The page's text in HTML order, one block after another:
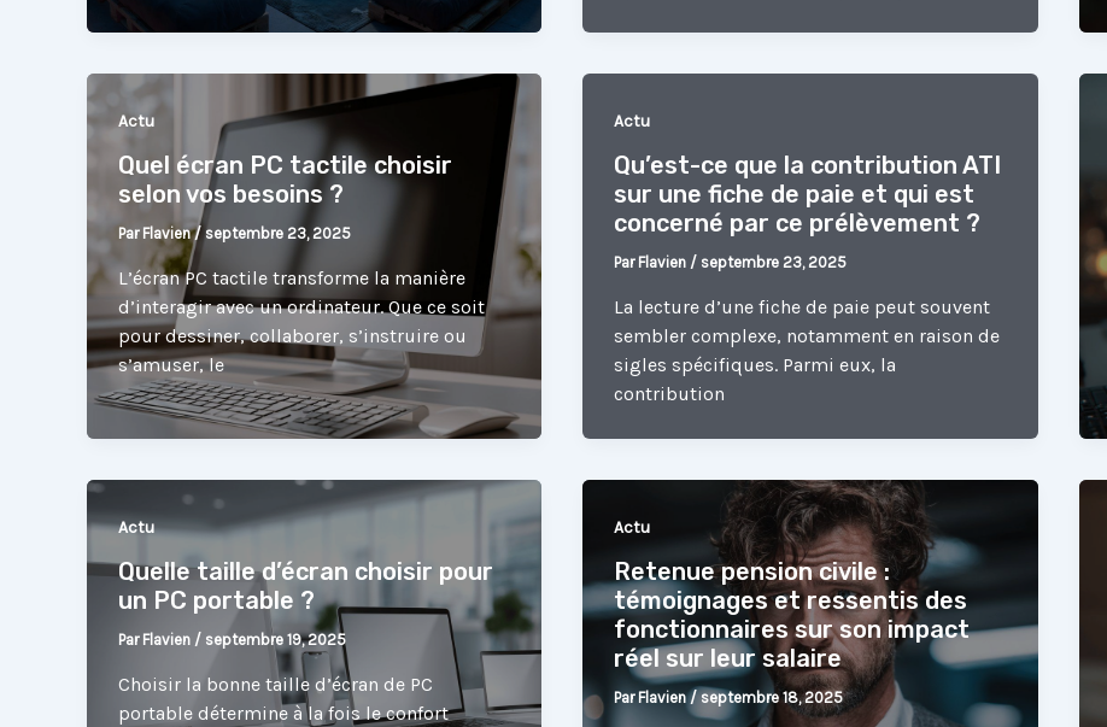
Actu
Quel écran PC tactile choisir
selon vos besoins ?
Par Flavien/ septembre 23, 2025
L’écran PC tactile transforme la manière
d’interagir avec un ordinateur. Que ce soit
pour dessiner, collaborer, s’instruire ou
s’amuser, le
Actu
Qu’est-ce que la contribution ATI
sur une fiche de paie et qui est
concerné par ce prélèvement ?
Par Flavien / septembre 23, 2025
La lecture d’une fiche de paie peut souvent
sembler complexe, notamment en raison de
sigles spécifiques. Parmi eux, la
contribution
Actu
Quelle taille d’écran choisir pour
un PC portable ?
Par Flavien / septembre 19, 2025
Choisir la bonne taille d’écran de PC
portable détermine à la fois le confort
Actu
Retenue pension civile :
témoignages et ressentis des
fonctionnaires sur son impact
réel sur leur salaire
ParFlavien/septembre 18, 2025